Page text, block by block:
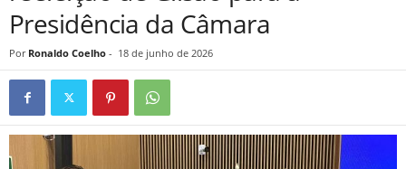
Presidência da Câmara
Por Ronaldo Coelho - 18 de junho de 2026